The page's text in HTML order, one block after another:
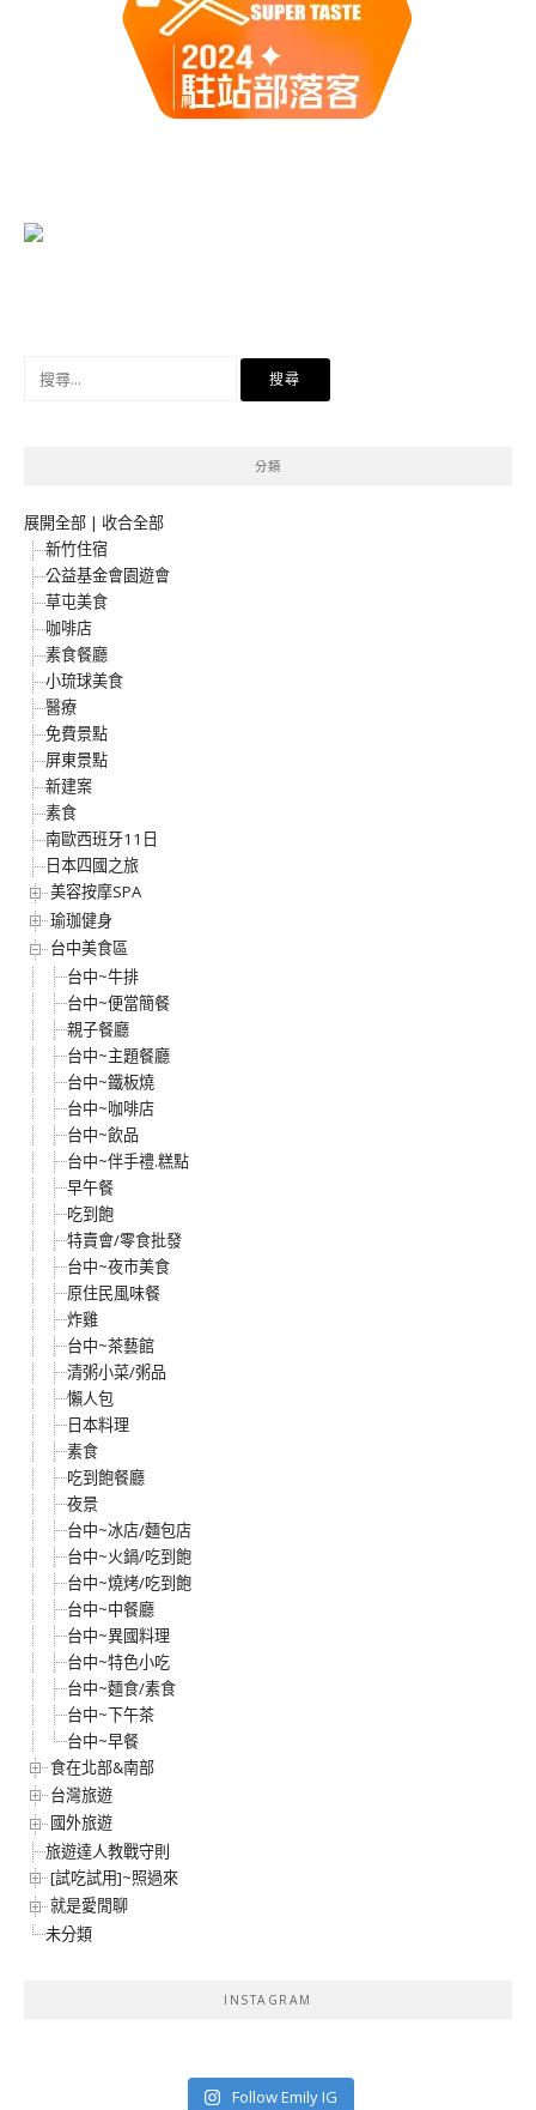
分類
展開全部 | 收合全部
新竹住宿
公益基金會園遊會
草屯美食
咖啡店
素食餐廳
小琉球美食
醫療
免費景點
屏東景點
新建案
素食
南歐西班牙11日
日本四國之旅
美容按摩SPA
瑜珈健身
台中美食區
台中~牛排
台中~便當簡餐
親子餐廳
台中~主題餐廳
台中~鐵板燒
台中~咖啡店
台中~飲品
台中~伴手禮.糕點
早午餐
吃到飽
特賣會/零食批發
台中~夜市美食
原住民風味餐
炸雞
台中~茶藝館
清粥小菜/粥品
懶人包
日本料理
素食
吃到飽餐廳
夜景
台中~冰店/麵包店
台中~火鍋/吃到飽
台中~燒烤/吃到飽
台中~中餐廳
台中~異國料理
台中~特色小吃
台中~麵食/素食
台中~下午茶
台中~早餐
食在北部&南部
台灣旅遊
國外旅遊
旅遊達人教戰守則
[試吃試用]~照過來
就是愛閒聊
未分類
INSTAGRAM
Follow Emily IG